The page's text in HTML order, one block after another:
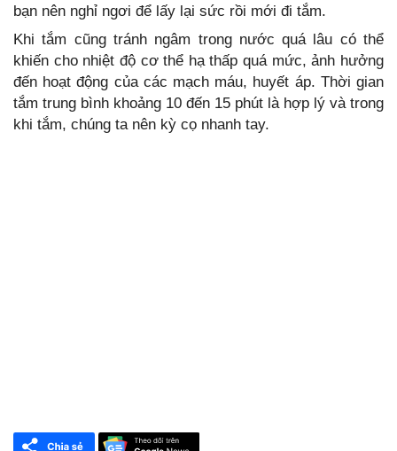
bạn nên nghỉ ngơi để lấy lại sức rồi mới đi tắm.
Khi tắm cũng tránh ngâm trong nước quá lâu có thể
khiến cho nhiệt độ cơ thể hạ thấp quá mức, ảnh hưởng
đến hoạt động của các mạch máu, huyết áp. Thời gian
tắm trung bình khoảng 10 đến 15 phút là hợp lý và trong
khi tắm, chúng ta nên kỳ cọ nhanh tay.